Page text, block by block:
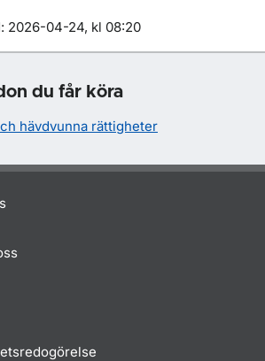
2026-04-24, kl 08:20
du får köra
hävdvunna rättigheter